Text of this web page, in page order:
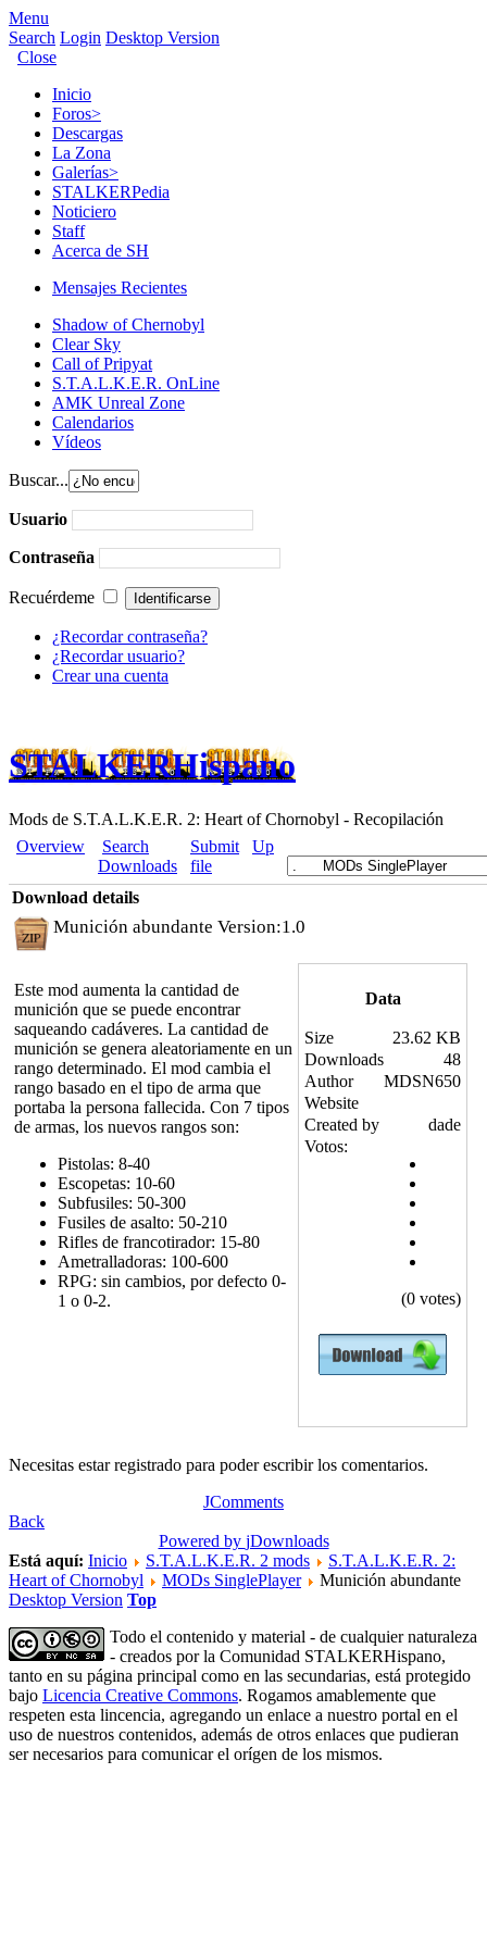
Menu
Search Login Desktop Version
Close
Inicio
Foros>
Descargas
La Zona
Galerías>
STALKERPedia
Noticiero
Staff
Acerca de SH
Mensajes Recientes
Shadow of Chernobyl
Clear Sky
Call of Pripyat
S.T.A.L.K.E.R. OnLine
AMK Unreal Zone
Calendarios
Vídeos
Buscar...
Usuario
Contraseña
Recuérdeme
¿Recordar contraseña?
¿Recordar usuario?
Crear una cuenta
STALKERHispano
Mods de S.T.A.L.K.E.R. 2: Heart of Chornobyl - Recopilación
Overview
Search
Downloads
Submit
file
Up
Download details
Munición abundante Version:1.0
Este mod aumenta la cantidad de
munición que se puede encontrar
saqueando cadáveres. La cantidad de
munición se genera aleatoriamente en un
rango determinado. El mod cambia el
rango basado en el tipo de arma que
portaba la persona fallecida. Con 7 tipos
de armas, los nuevos rangos son:
Pistolas: 8-40
Escopetas: 10-60
Subfusiles: 50-300
Fusiles de asalto: 50-210
Rifles de francotirador: 15-80
Ametralladoras: 100-600
RPG: sin cambios, por defecto 0-
1 o 0-2.
Data
Size
23.62 KB
Downloads
48
Author
MDSN650
Website
Created by
dade
Votos:
(0 votes)
Necesitas estar registrado para poder escribir los comentarios.
JComments
Back
Powered by jDownloads
Está aquí: Inicio S.T.A.L.K.E.R. 2 mods
S.T.A.L.K.E.R. 2:
Heart of Chornobyl
MODs SinglePlayer
Munición abundante
Desktop Version Top
Todo el contenido y material - de cualquier naturaleza
- creados por la Comunidad STALKERHispano,
tanto en su página principal como en las secundarias, está protegido
bajo Licencia Creative Commons. Rogamos amablemente que
respeten esta lincencia, agregando un enlace a nuestro portal en el
uso de nuestros contenidos, además de otros enlaces que pudieran
ser necesarios para comunicar el orígen de los mismos.